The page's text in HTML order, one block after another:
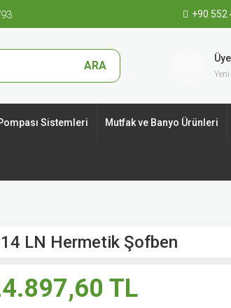
+90 552
ARA
Sistemleri Mutfak ve Banyo Ürünleri
LN Hermetik Şofben
TL